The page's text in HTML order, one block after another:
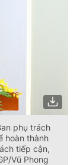
phụ trách
hoàn thành
tiếp cận,
Vũ Phong